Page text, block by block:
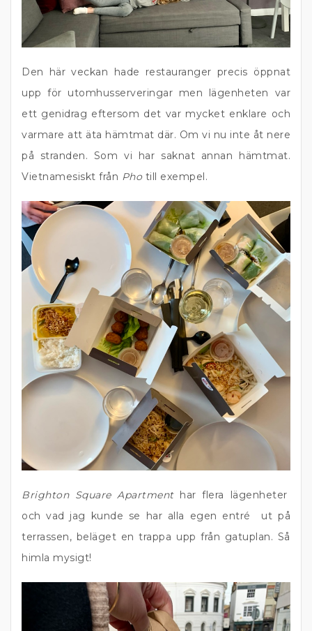
Den här veckan hade restauranger precis öppnat
upp för utomhusserveringar men lägenheten var
ett genidrag eftersom det var mycket enklare och
varmare att äta hämtmat där. Om vi nu inte åt nere
på stranden. Som vi har saknat annan hämtmat.
Vietnamesiskt från Pho till exempel.
Brighton Square Apartmenthar flera lägenheter
och vad jag kunde se har alla egen entré ut på
terrassen, beläget en trappa upp från gatuplan. Så
himla mysigt!